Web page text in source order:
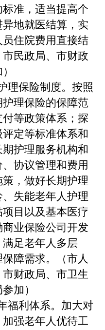
准，适当提高个
地就医结算，实
住院费用直接结
民政局、市财政
理保险制度。按照
理保险的保障范
等政策体系；探
定等标准体系和
护理服务机构和
协议管理和费用
，做好长期护理
失能老年人护理
目以及基本医疗
业保险公司开发
足老年人多层
障需求。（市人
财政局、市卫生
加）
福利体系。加大对
强老年人优待工